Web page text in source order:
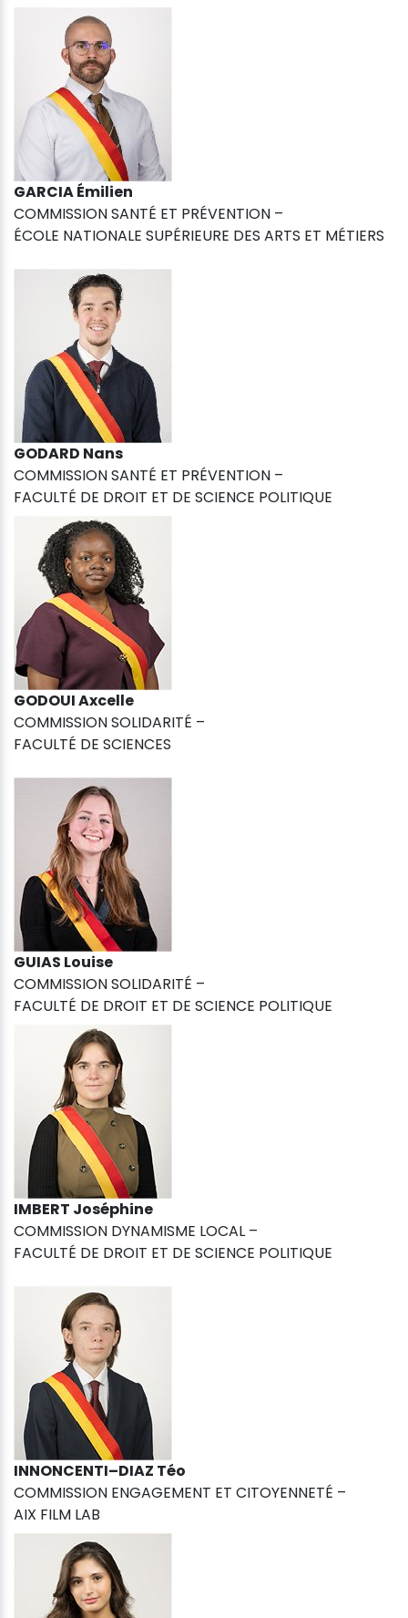
GARCIA Émilien
COMMISSION SANTÉ ET PRÉVENTION –
ÉCOLE NATIONALE SUPÉRIEURE DES ARTS ET MÉTIERS
GODARD Nans
COMMISSION SANTÉ ET PRÉVENTION –
FACULTÉ DE DROIT ET DE SCIENCE POLITIQUE
GODOUI Axcelle
COMMISSION SOLIDARITÉ –
FACULTÉ DE SCIENCES
GUIAS Louise
COMMISSION SOLIDARITÉ –
FACULTÉ DE DROIT ET DE SCIENCE POLITIQUE
IMBERT Joséphine
COMMISSION DYNAMISME LOCAL –
FACULTÉ DE DROIT ET DE SCIENCE POLITIQUE
INNONCENTI–DIAZ Téo
COMMISSION ENGAGEMENT ET CITOYENNETÉ –
AIX FILM LAB